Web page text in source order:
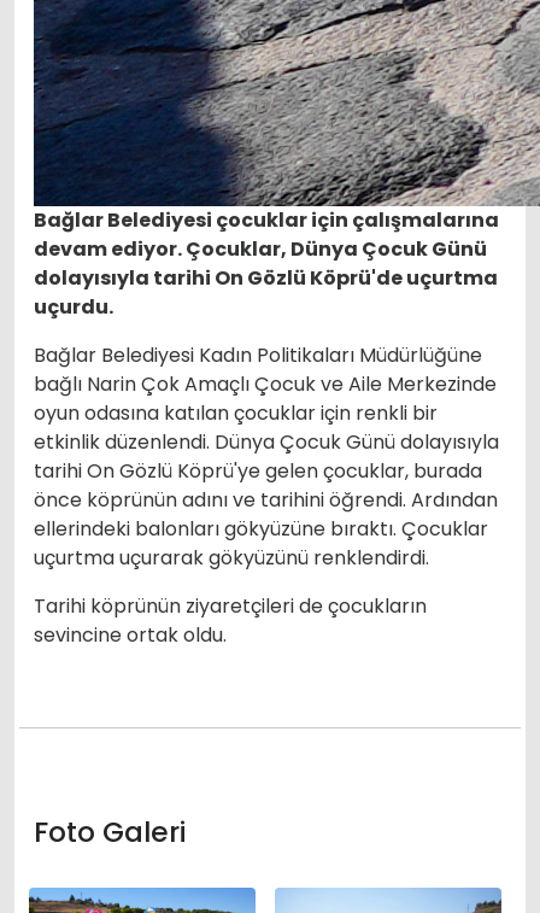
Bağlar Belediyesi çocuklar için çalışmalarına
devam ediyor. Çocuklar, Dünya Çocuk Günü
dolayısıyla tarihi On Gözlü Köprü'de uçurtma
uçurdu.
Bağlar Belediyesi Kadın Politikaları Müdürlüğüne
bağlı Narin Çok Amaçlı Çocuk ve Aile Merkezinde
oyun odasına katılan çocuklar için renkli bir
etkinlik düzenlendi. Dünya Çocuk Günü dolayısıyla
tarihi On Gözlü Köprü'ye gelen çocuklar, burada
önce köprünün adını ve tarihini öğrendi. Ardından
ellerindeki balonları gökyüzüne bıraktı. Çocuklar
uçurtma uçurarak gökyüzünü renklendirdi.
Tarihi köprünün ziyaretçileri de çocukların
sevincine ortak oldu.
Foto Galeri